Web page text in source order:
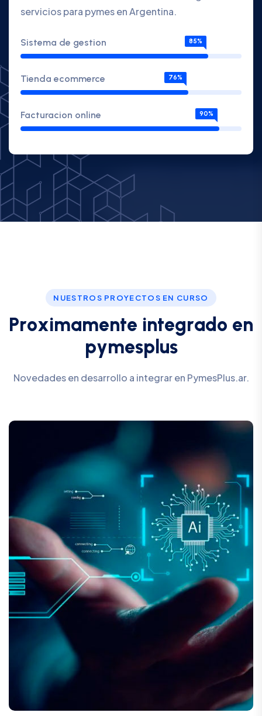
servicios para pymes en Argentina.
Sistema de gestion 85%
Tienda ecommerce 76%
Facturacion online 90%
NUESTROS PROYECTOS EN CURSO
Proximamente integrado en
pymesp us
Novedades en desarrollo a integrar en PymesPlus.ar.